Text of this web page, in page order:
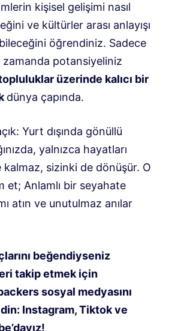
kişisel gelişimi nasıl
ve kültürler arası anlayışı
öğrendiniz. Sadece
zamanda potansiyeliniz
üzerinde kalıcı bir
dünya çapında.
Yurt dışında gönüllü
yalnızca hayatları
sizinki de dönüşür. O
et; Anlamlı bir seyahate
atın ve unutulmaz anılar
beğendiyseniz
takip etmek için
sosyal medyasını
Instagram, Tiktok ve